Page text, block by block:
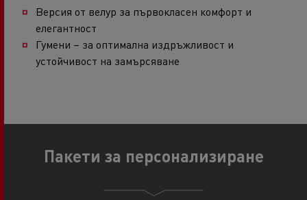
Версия от велур за първокласен комфорт и
елегантност
Гумени – за оптимална издръжливост и
устойчивост на замърсяване
Пакети за персонализиране